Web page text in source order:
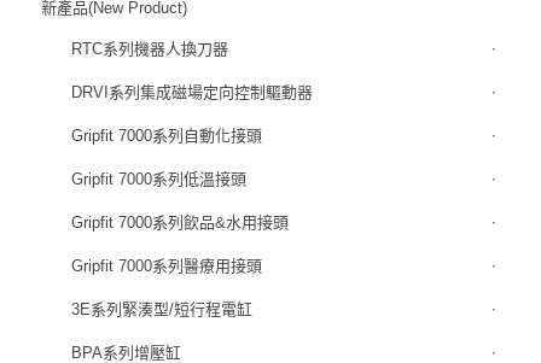
新產品(New Product)
RTC系列機器人換刀器
DRVI系列集成磁場定向控制驅動器
Gripfit 7000系列自動化接頭
Gripfit 7000系列低溫接頭
Gripfit 7000系列飲品&水用接頭
Gripfit 7000系列醫療用接頭
3E系列緊湊型/短行程電缸
BPA系列增壓缸